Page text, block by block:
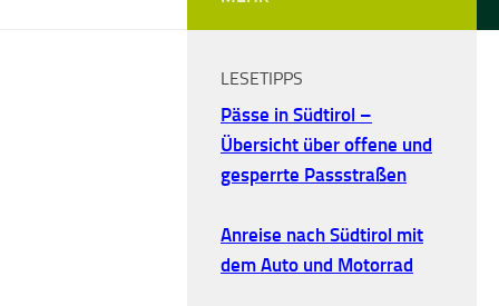
LESETIPPS
Pässe in Südtirol –
Übersicht über offene und
gesperrte Passstraßen
Anreise nach Südtirol mit
dem Auto und Motorrad